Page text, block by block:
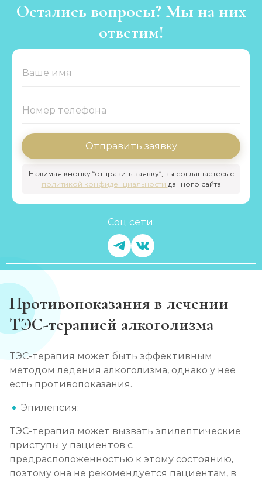
Остались вопросы? Мы на них
ответим!
Отправить заявку
Нажимая кнопку “отправить заявку”, вы соглашаетесь с
политикой конфиденциальности данного сайта
Соц сети:
Противопоказания в лечении
ТЭС-терапией алкоголизма
ТЭС-терапия может быть эффективным
методом ледения алкоголизма, однако у нее
есть противопоказания.
Эпилепсия:
ТЭС-терапия может вызвать эпилептические
приступы у пациентов с
предрасположенностью к этому состоянию,
поэтому она не рекомендуется пациентам, в